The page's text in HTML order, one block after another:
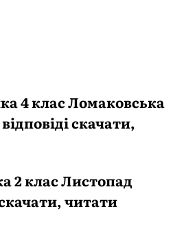
4 клас Ломаковська
скачати,
2 клас Листопад
читати